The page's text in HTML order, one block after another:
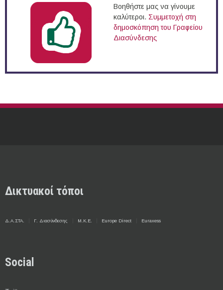
Βοηθήστε μας να γίνουμε
καλύτεροι. Συμμετοχή στη
δημοσκόπηση του Γραφείου
Διασύνδεσης
Δικτυακοί τόποι
Δ.Α.ΣΤΑ. Γ. Διασύνδεσης Μ.Κ.Ε. Europe Direct Euraxess
Social